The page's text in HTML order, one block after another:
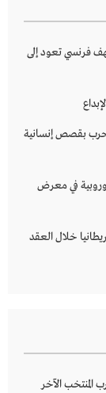
فرنسي تعود إلى
بقصص إنسانية
في معرض
خلال العقد
المنتخب الآخر